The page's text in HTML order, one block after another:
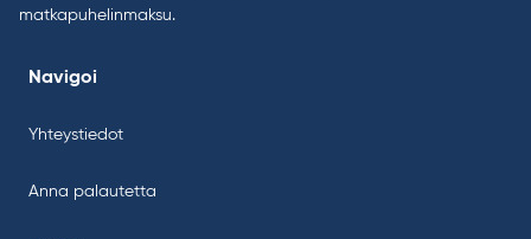
matkapuhelinmaksu.
Navigoi
Yhteystiedot
Anna palautetta